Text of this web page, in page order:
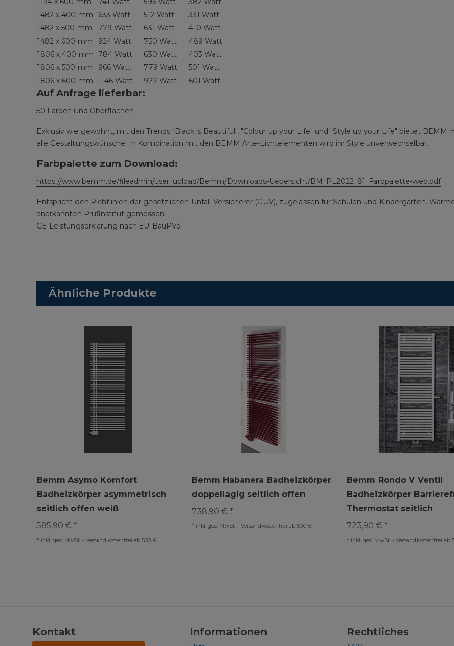
1482 x 400 mm
633 Watt 512 Watt
331 Watt
1482 x 500 mm
779 Watt 631 Watt
410 Watt
1482 x 600 mm
924 Watt 750 Watt
489 Watt
1806 x 400 mm
784 Watt 630 Watt
403 Watt
1806 x 500 mm
966 Watt 779 Watt
501 Watt
1806 x 600 mm
1146 Watt 927 Watt 601 Watt
Auf Anfrage lieferbar:
50 Farben und Oberflächen
Exklusiv wie gewohnt, mit den Trends "Black is Beautiful", "Colour up your Life" und "Style up your Life" bietet
alle Gestaltungswünsche. In Kombination mit den BEMM Arte-Lichtelementen wird ihr Style unverwechselbar.
Farbpalette zum Download:
https://www.bemm.de/fileadmin/user_upload/Bemm/Downloads-Uebersicht/BM_PL2022_81_Farbpalette-web.pdf
Entspricht den Richtlinien der gesetzlichen Unfall-Versicherer (GUV), zugelassen für Schulen und Kindergärten.
anerkannten Prüfinstitut gemessen.
CE-Leistungserklärung nach EU-BauPVo
Ähnliche Produkte
Bemm Asymo Komfort
Badheizkörper asymmetrisch
seitlich offen weiß
585,90 € *
* inkl. ges. MwSt. - Versandkostenfrei ab 500 €
Bemm Habanera Badheizkörper
doppellagig seitlich offen
738,90 € *
* inkl. ges. MwSt. - Versandkostenfrei ab 500 €
Bemm Rondo V Ventil
Badheizkörper
Thermostat seitlich
723,90 € *
* inkl. ges. MwSt. - Versandkostenfrei ab
Kontakt Informationen Rechtliches